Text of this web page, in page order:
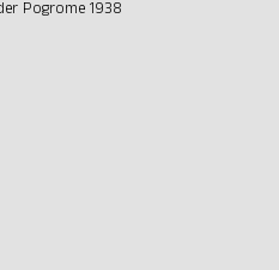
Pogrome 1938